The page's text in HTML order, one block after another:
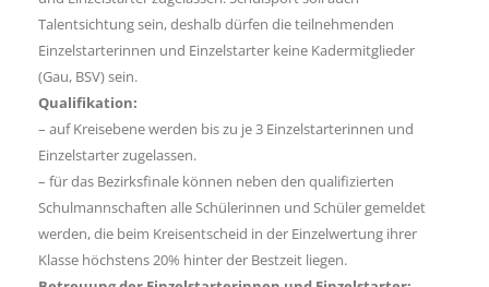
Talentsichtung sein, deshalb dürfen die teilnehmenden
Einzelstarterinnen und Einzelstarter keine Kadermitglieder
(Gau, BSV) sein.
Qualifikation:
– auf Kreisebene werden bis zu je 3 Einzelstarterinnen und
Einzelstarter zugelassen.
– für das Bezirksfinale können neben den qualifizierten
Schulmannschaften alle Schülerinnen und Schüler gemeldet
werden, die beim Kreisentscheid in der Einzelwertung ihrer
Klasse höchstens 20% hinter der Bestzeit liegen.